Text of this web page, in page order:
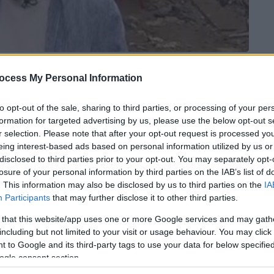
My Personal Information
opt-out of the sale, sharing to third parties, or processing of your
for targeted advertising by us, please use the below opt-out
selection. Please note that after your opt-out request is processed
interest-based ads based on personal information utilized by us
to third parties prior to your opt-out. You may separately
of your personal information by third parties on the IAB’s list of
This information may also be disclosed by us to third parties on the
Participants that may further disclose it to other third parties.
that this website/app uses one or more Google services and may
but not limited to your visit or usage behaviour. You may
to Google and its third-party tags to use your data for below
consent section.
το ΕΘΝΟΣ στη Google
την οποία απαθανάτισε η
διάρκεια της προσπάθειας της να
πίσω τους οι πλημμύρες στη χώρα.
πόλη Bad Munstereifel, ενώ πριν
δείχνει να σκύβει και να παίρνει λάσπες
πάνω στο πρόσωπό της.